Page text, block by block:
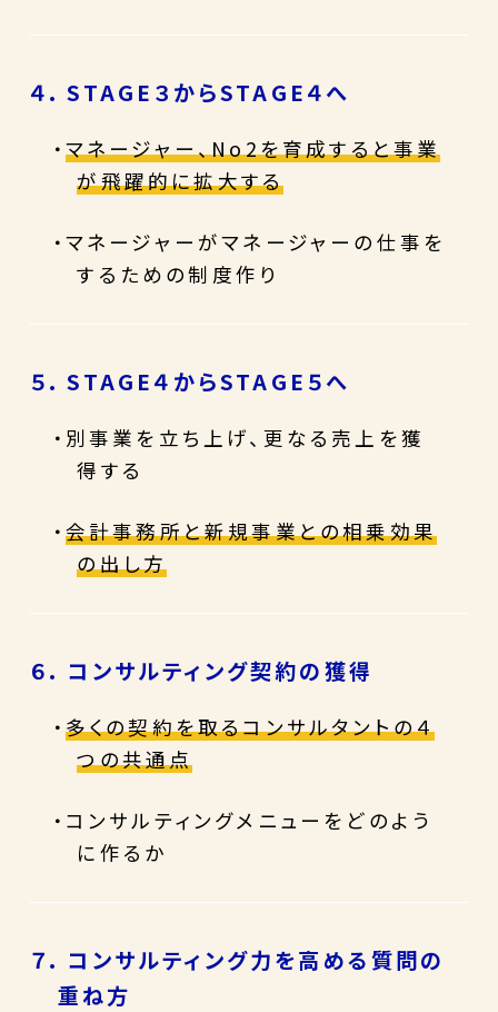
４. STAGE３からSTAGE４へ
・ マネージャー、No2を育成すると事業
が飛躍的に拡大する
・マネージャーがマネージャーの仕事を
するための制度作り
５. STAGE４からSTAGE５へ
・別事業を立ち上げ、更なる売上を獲
得する
・ 会計事務所と新規事業との相乗効果
の出し方
６. コンサルティング契約の獲得
・ 多くの契約を取るコンサルタントの４
つの共通点
・コンサルティングメニューをどのよう
に作るか
７. コンサルティング力を高める質問の
重ね方